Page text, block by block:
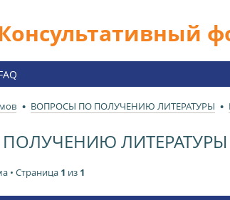
ВОПРОСЫ ПО ПОЛУЧЕНИЮ ЛИТЕРАТУРЫ
ЛИТЕРАТУРЫ
• Страница 1 из 1